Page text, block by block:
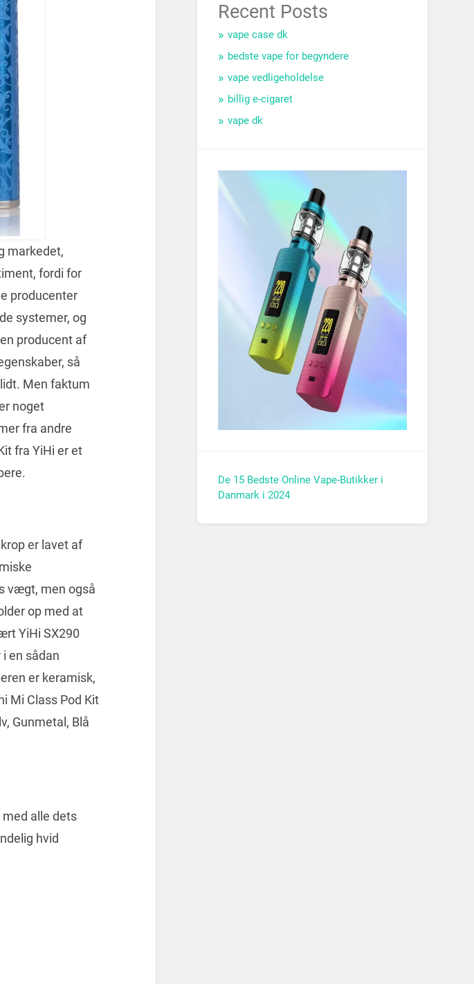
markedet,
fordi for
producenter
systemer, og
producent af
så
Men faktum
noget
fra andre
fra YiHi er et
er lavet af
vægt, men også
op med at
YiHi SX290
en sådan
er keramisk,
Mi Class Pod Kit
Gunmetal, Blå
med alle dets
hvid
Recent Posts
vape case dk
bedste vape for begyndere
vape vedligeholdelse
billig e-cigaret
vape dk
De 15 Bedste Online Vape-Butikker i
Danmark i 2024